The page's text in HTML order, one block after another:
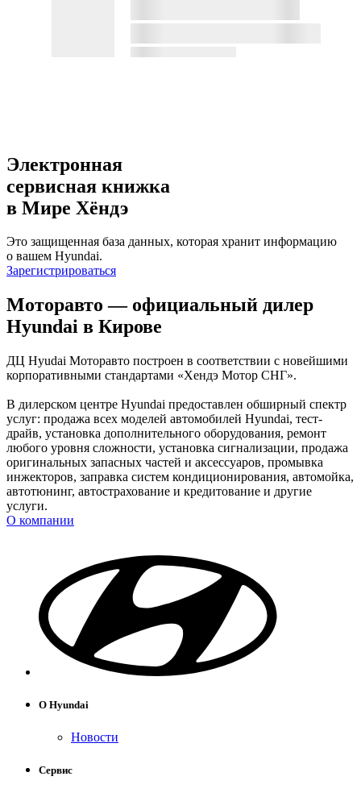
Электронная
сервисная книжка
в Мире Хёндэ
Это защищенная база данных, которая хранит информацию
о вашем Hyundai.
Зарегистрироваться
Моторавто — официальный дилер
Hyundai в Кирове
ДЦ Hyudai Моторавто построен в соответствии с новейшими
корпоративными стандартами «Хендэ Мотор СНГ».
В дилерском центре Hyundai предоставлен обширный спектр
услуг: продажа всех моделей автомобилей Hyundai, тест-
драйв, установка дополнительного оборудования, ремонт
любого уровня сложности, установка сигнализации, продажа
оригинальных запасных частей и аксессуаров, промывка
инжекторов, заправка систем кондиционирования, автомойка,
автотюнинг, автострахование и кредитование и другие
услуги.
О компании
О Hyundai
Новости
Сервис